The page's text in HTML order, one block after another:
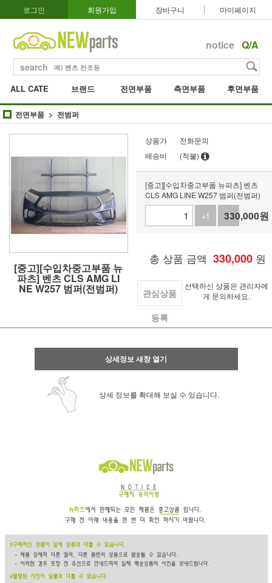
로그인 회원가입 장바구니 마이페이지
notice Q/A
search
ALL CATE 브랜드 전면부품 측면부품 후면부품
전면부품 전범퍼
[중고][수입차중고부품 뉴
파츠] 벤츠 CLS AMG LI
NE W257 범퍼(전범퍼)
상품가
전화문의
배송비
(착불)
[중고][수입차중고부품 뉴파츠] 벤츠
CLS AMG LINE W257 범퍼(전범퍼)
+1
-1
330,000원
총 상품 금액 330,000 원
관심상품
등록
선택하신 상품은 관리자에
게 문의하세요.
상세정보 새창 열기
상세 정보를 확대해 보실 수 있습니다.